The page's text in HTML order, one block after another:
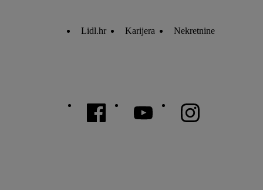
Lidl.hr Karijera Nekretnine